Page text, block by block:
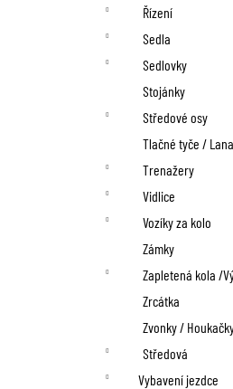
Řízení
Sedla
Sedlovky
Stojánky
Středové osy
Tlačné tyče / Lana
Trenažery
Vidlice
Vozíky za kolo
Zámky
Zapletená kola /
Zrcátka
Zvonky /
Středová
Vybavení jezdce